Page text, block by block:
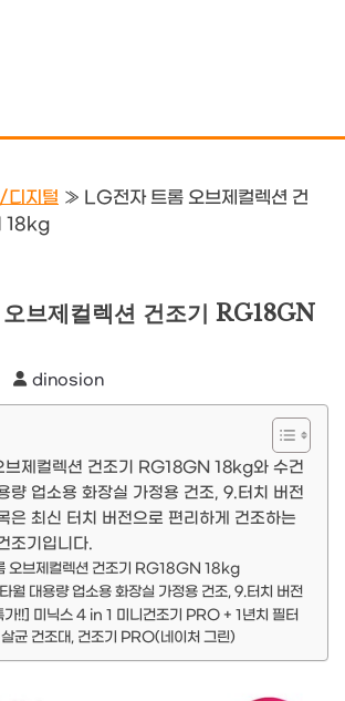
디지털 » LG전자 트롬 오브제컬렉션 건
18kg
브제컬렉션 건조기 RG18GN
dinosion
브제컬렉션 건조기 RG18GN 18kg와 수건
량 업소용 화장실 가정용 건조, 9.터치 버전
은 최신 터치 버전으로 편리하게 건조하는
조기입니다.
오브제컬렉션 건조기 RG18GN 18kg
월 대용량 업소용 화장실 가정용 건조, 9.터치 버전
가!!] 미닉스 4 in 1 미니건조기 PRO + 1년치 필터
균 건조대, 건조기 PRO(네이처 그린)